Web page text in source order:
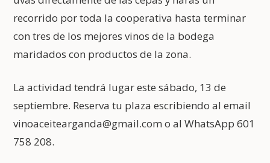
recorrido por toda la cooperativa hasta terminar
con tres de los mejores vinos de la bodega
maridados con productos de la zona.
La actividad tendrá lugar este sábado, 13 de
septiembre. Reserva tu plaza escribiendo al email
vinoaceitearganda@gmail.com o al WhatsApp 601
758 208.